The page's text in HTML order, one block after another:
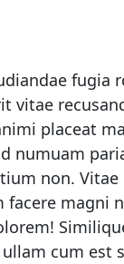
fugia
vitae
placeat
numuam
non. Vitae
magni
cum est